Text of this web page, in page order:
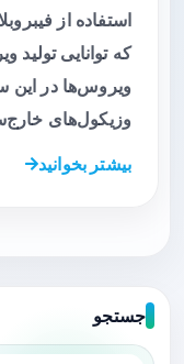
استفاده از
ویروس‌ها در این
وزیکول‌های
بیشتر بخوانید
جستجو